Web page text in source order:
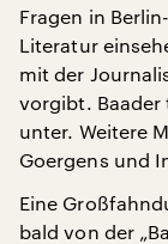
Fragen in
Literatur
mit der
vorgibt.
unter. Weitere
Goergens und
Eine
bald von der